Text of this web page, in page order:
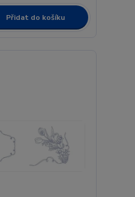
Přidat do košíku